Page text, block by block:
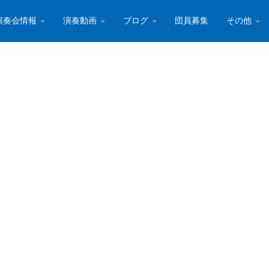
奏会情報 演奏動画 ブログ 団員募集 その他